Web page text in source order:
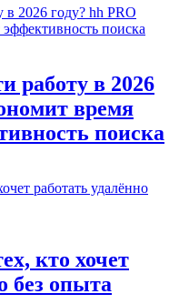
работу в 2026
время
поиска
кто хочет
без опыта